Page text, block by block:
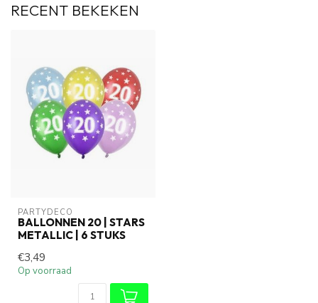
RECENT BEKEKEN
PARTYDECO
BALLONNEN 20 | STARS
METALLIC | 6 STUKS
€3,49
Op voorraad